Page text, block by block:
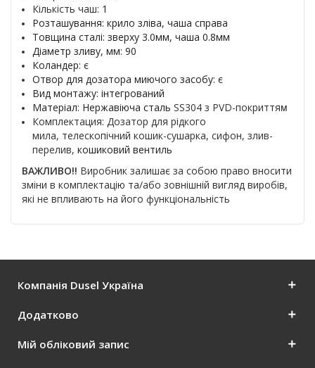
Кількість чаш: 1
Розташування: крило зліва, чаша справа
Товщина сталі: зверху 3.0мм, чаша 0.8мм
Діаметр зливу, мм: 90
Коландер: є
Отвор для дозатора миючого засобу: є
Вид монтажу: інтегрований
Матеріал: Нержавіюча сталь SS304 з PVD-покриттям
Комплектация: Дозатор для рідкого
мила, телескопічний кошик-сушарка, сифон, злив-
перелив, кошиковий вентиль
ВАЖЛИВО!! Виробник залишає за собою право вносити
зміни в комплектацію та/або зовнішній вигляд виробів,
які не впливають на його функціональність
Компанія Dusel Україна
Додатково
Мій обліковий запис